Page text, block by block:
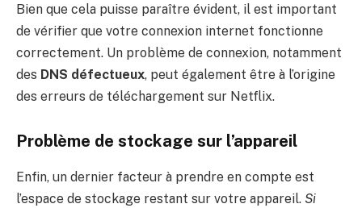
Bien que cela puisse paraître évident, il est important
de vérifier que votre connexion internet fonctionne
correctement. Un problème de connexion, notamment
des DNS défectueux, peut également être à l’origine
des erreurs de téléchargement sur Netflix.
Problème de stockage sur l’appareil
Enfin, un dernier facteur à prendre en compte est
l’espace de stockage restant sur votre appareil. Si